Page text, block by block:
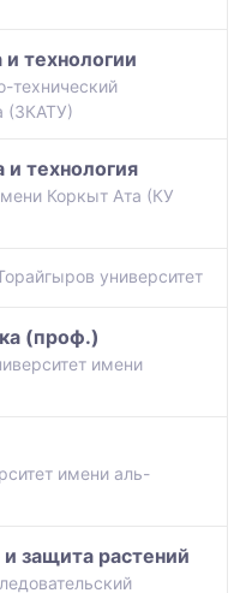
технологии
технический
(ЗКАТУ)
и технология
Коркыт Ата (КУ
университет
(проф.)
имени
имени аль-
защита растений